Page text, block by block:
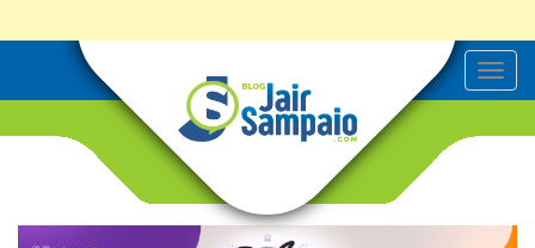
T
o
v